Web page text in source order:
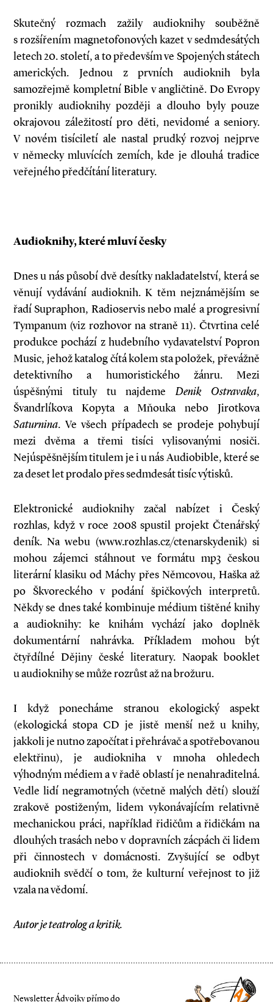
Skutečný rozmach zažily audioknihy souběžně
s rozšířením magnetofonových kazet v sedmdesátých
letech 20. století, a to především ve Spojených státech
amerických. Jednou z prvních audioknih byla
samozřejmě kompletní Bible v angličtině. Do Evropy
pronikly audioknihy později a dlouho byly pouze
okrajovou záležitostí pro děti, nevidomé a seniory.
V novém tisíciletí ale nastal prudký rozvoj nejprve
v německy mluvících zemích, kde je dlouhá tradice
veřejného předčítání literatury.
Audioknihy, které mluví česky
Dnes u nás působí dvě desítky nakladatelství, která se
věnují vydávání audioknih. K těm nejznámějším se
řadí Supraphon, Radioservis nebo malé a progresivní
Tympanum (viz rozhovor na straně 11). Čtvrtina celé
produkce pochází z hudebního vydavatelství Popron
Music, jehož katalog čítá kolem sta položek, převážně
detektivního a humoristického žánru. Mezi
úspěšnými tituly tu najdemeDenik Ostravaka,
Švandrlíkova Kopyta a Mňouka nebo Jirotkova
Saturnina. Ve všech případech se prodeje pohybují
mezi dvěma a třemi tisíci vylisovanými nosiči.
Nejúspěšnějším titulem je i u nás Audiobible, které se
za deset let prodalo přes sedmdesát tisíc výtisků.
Elektronické audioknihy začal nabízet i Český
rozhlas, když v roce 2008 spustil projekt Čtenářský
deník. Na webu (www.rozhlas.cz/ctenarskydenik) si
mohou zájemci stáhnout ve formátu mp3 českou
literární klasiku od Máchy přes Němcovou, Haška až
po Škvoreckého v podání špičkových interpretů.
Někdy se dnes také kombinuje médium tištěné knihy
a audioknihy: ke knihám vychází jako doplněk
dokumentární nahrávka. Příkladem mohou být
čtyřdílné Dějiny české literatury. Naopak booklet
u audioknihy se může rozrůst až na brožuru.
I když ponecháme stranou ekologický aspekt
(ekologická stopa CD je jistě menší než u knihy,
jakkoli je nutno započítat i přehrávač a spotřebovanou
elektřinu), je audiokniha v mnoha ohledech
výhodným médiem a v řadě oblastí je nenahraditelná.
Vedle lidí negramotných (včetně malých dětí) slouží
zrakově postiženým, lidem vykonávajícím relativně
mechanickou práci, například řidičům a řidičkám na
dlouhých trasách nebo v dopravních zácpách či lidem
při činnostech v domácnosti. Zvyšující se odbyt
audioknih svědčí o tom, že kulturní veřejnost to již
vzala na vědomí.
Autor je teatrolog a kritik.
Newsletter Ádvojky přímo do